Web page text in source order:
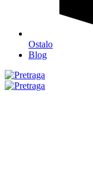
Ostalo
Blog